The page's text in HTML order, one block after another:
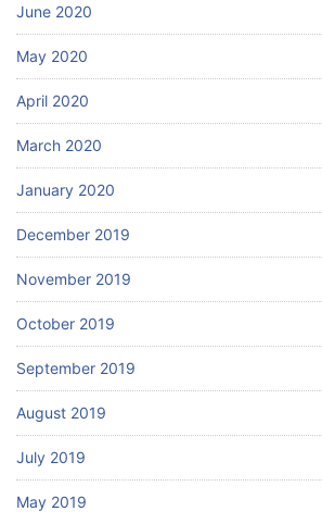
June 2020
May 2020
April 2020
March 2020
January 2020
December 2019
November 2019
October 2019
September 2019
August 2019
July 2019
May 2019